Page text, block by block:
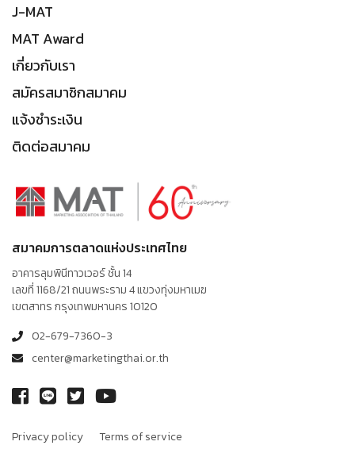
J-MAT
MAT Award
เกี่ยวกับเรา
สมัครสมาชิกสมาคม
แจ้งชำระเงิน
ติดต่อสมาคม
สมาคมการตลาดแห่งประเทศไทย
อาคารลุมพินีทาวเวอร์ ชั้น 14
เลขที่ 1168/21 ถนนพระราม 4 แขวงทุ่งมหาเมฆ
เขตสาทร กรุงเทพมหานคร 10120
02-679-7360-3
center@marketingthai.or.th
Privacy policy Terms of service